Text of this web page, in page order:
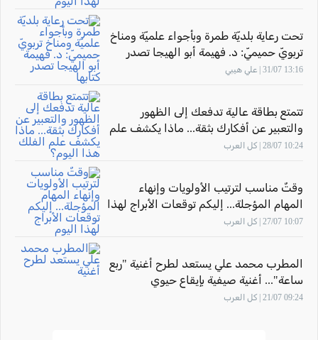
تحت رعاية بلديّة طمرة وبأجواء علميّة ومناخ
تربويّ حميميّ: د. فهيمة أبو الهيجا تصدر
كتابها "أثر المهارة" بحضور الاتّحاد القطريّ
13:16 31/07 | علي هيبي
تتمتع بطاقة عالية تدفعك إلى الظهور
والتعبير عن أفكارك بثقة... ماذا يكشف علم
الفلك هذا اليوم؟
10:24 28/07 | كل العرب
وقتٌ مناسب لترتيب الأولويات وإنهاء
المهام المؤجلة... إليكم توقعات الأبراج لهذا
اليوم
10:07 27/07 | كل العرب
المطرب محمد علي يستعد لطرح أغنية "ربع
ساعة"... أغنية صيفية بإيقاع حيوي
09:24 21/07 | كل العرب